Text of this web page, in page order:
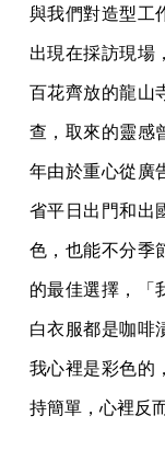
與我們對造型工
出現在採訪現場
百花齊放的龍山
查，取來的靈感
年由於重心從廣
省平日出門和出
色，也能不分季
的最佳選擇，「
白衣服都是咖啡
我心裡是彩色的
持簡單，心裡反